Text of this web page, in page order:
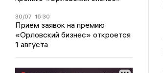
30/07 16:30
Прием заявок на премию
«Орловский бизнес» откроется
1 августа